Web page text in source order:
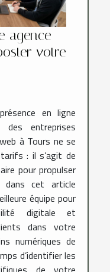
agence
votre
en ligne
des entreprises
à Tours ne se
: il s’agit de
pour propulser
dans cet article
équipe pour
digitale et
dans votre
numériques de
d’identifier les